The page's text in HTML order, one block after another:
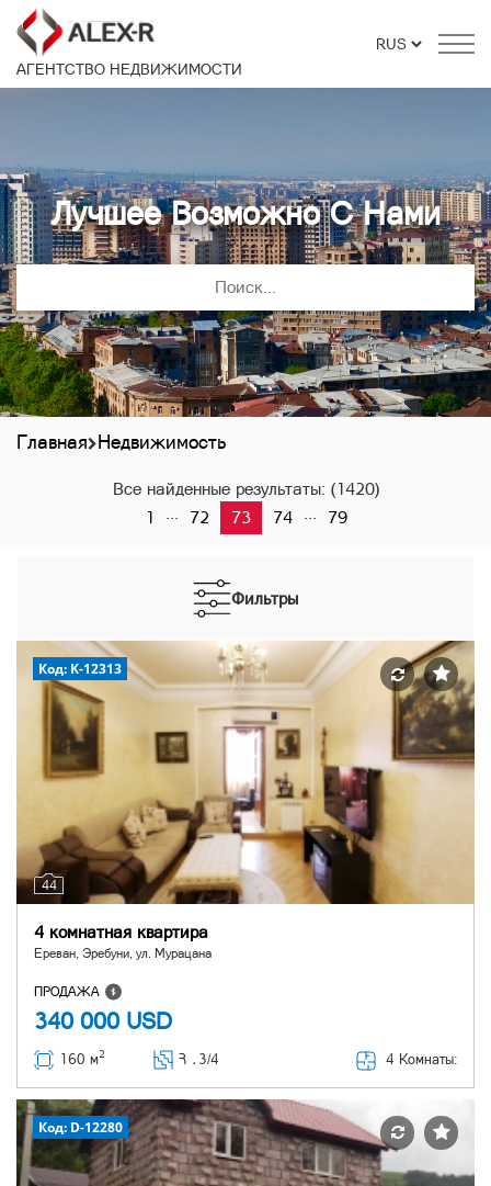
АГЕНТСТВО НЕДВИЖИМОСТИ
Лучшее Возможно С Нами
Главная Недвижимость
Все найденные результаты: (1420)
1
... 72 73 74 ... 79
Фильтры
44
Код: K-12313
4 комнатная квартира
Ереван, Эребуни, ул. Мурацана
ПРОДАЖА
340 000 USD
160 м2 Հ ․ 3/4 4 Комнаты:
Код: D-12280